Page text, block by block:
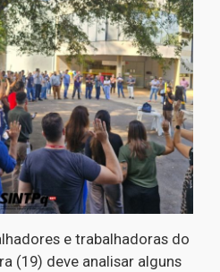
e trabalhadoras do
(19) deve analisar alguns